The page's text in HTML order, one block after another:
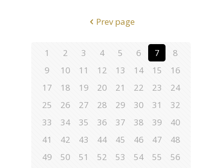
Prev page
1 2 3 4 5 6 7
8
9
10 11 12 13 14 15
16
17
18 19 20 21 22 23
24
25
26 27 28 29 30 31
32
33
34 35 36 37 38 39
40
41
42 43 44 45 46 47
48
49
50 51 52 53 54 55
56